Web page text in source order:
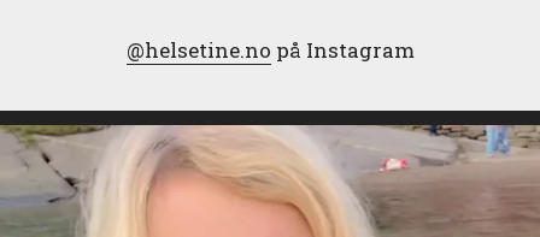
@helsetine.no på Instagram